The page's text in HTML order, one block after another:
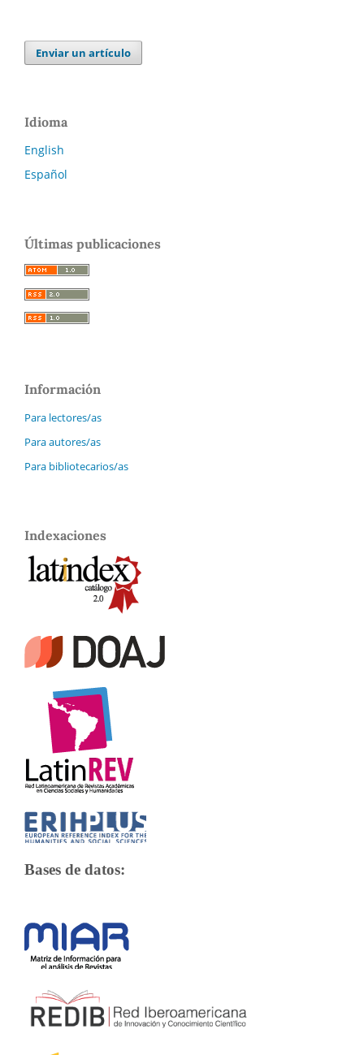
Enviar un artículo
Idioma
English
Español
Últimas publicaciones
Información
Para lectores/as
Para autores/as
Para bibliotecarios/as
Indexaciones
Bases de datos: